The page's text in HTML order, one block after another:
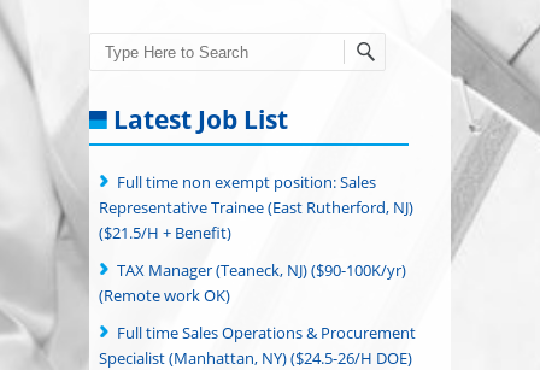
Search
Latest Job List
Full time non exempt position: Sales
Representative Trainee (East Rutherford, NJ)
($21.5/H + Benefit)
TAX Manager (Teaneck, NJ) ($90-100K/yr)
(Remote work OK)
Full time Sales Operations & Procurement
Specialist (Manhattan, NY) ($24.5-26/H DOE)